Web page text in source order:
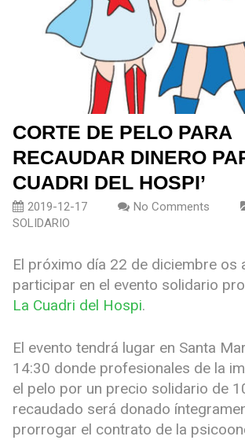
CORTE DE PELO PARA
RECAUDAR DINERO
CUADRI DEL HOSPI’
2019-12-17 No Comments
SOLIDARIO
El próximo día 22 de diciembre os
participar en el evento solidario
La Cuadri del Hospi.
El evento tendrá lugar en Santa
14:30 donde profesionales de la
el pelo por un precio solidario de
recaudado será donado
prorrogar el contrato de la